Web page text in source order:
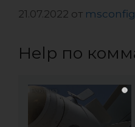
21.07.2022 от msconfig
Help по
i